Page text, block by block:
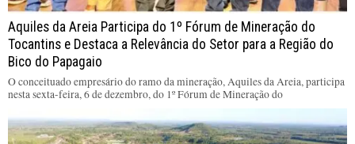
Aquiles da Areia Participa do 1º Fórum de Mineração do
Tocantins e Destaca a Relevância do Setor para a Região do
Bico do Papagaio
O conceituado empresário do ramo da mineração, Aquiles da Areia, participa
nesta sexta-feira, 6 de dezembro, do 1º Fórum de Mineração do